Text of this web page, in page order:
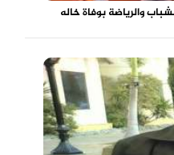
والرياضة بوفاة خاله